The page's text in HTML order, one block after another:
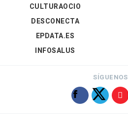
CULTURAOCIO
DESCONECTA
EPDATA.ES
INFOSALUS
SÍGUENOS